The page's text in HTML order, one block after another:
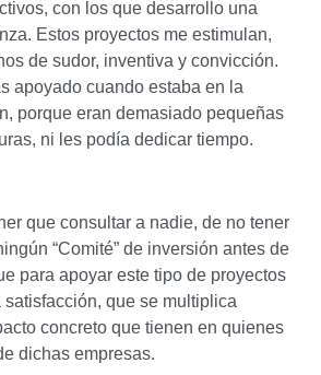
con los que desarrollo una
Estos proyectos me estimulan,
de sudor, inventiva y convicción.
apoyado cuando estaba en la
porque eran demasiado pequeñas
ni les podía dedicar tiempo.
que consultar a nadie, de no tener
“Comité” de inversión antes de
para apoyar este tipo de proyectos
satisfacción, que se multiplica
concreto que tienen en quienes
dichas empresas.